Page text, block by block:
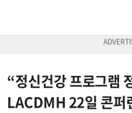
“정신건강 프로그램
LACDMH 22일 콘퍼